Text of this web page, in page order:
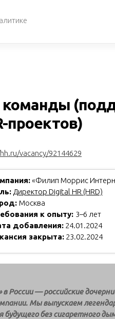
проектов)
vacancy/92144629
«Филип Моррис
Директор Digital HR (HRD)
Москва
к опыту: 3–6 лет
добавления: 24.01.2024
закрыта: 23.02.2024
России — российские
Мы выпускаем
без сигаретного